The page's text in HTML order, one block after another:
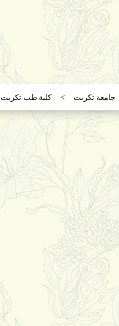
جامعة تكريت كلية طب تكريت